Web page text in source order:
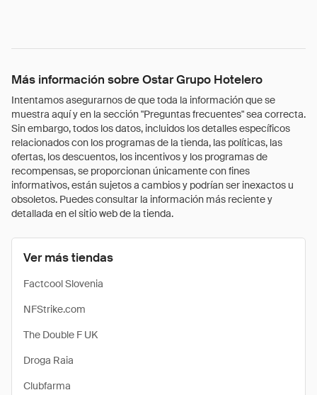
Más información sobre Ostar Grupo Hotelero
Intentamos asegurarnos de que toda la información que se
muestra aquí y en la sección "Preguntas frecuentes" sea correcta.
Sin embargo, todos los datos, incluidos los detalles específicos
relacionados con los programas de la tienda, las políticas, las
ofertas, los descuentos, los incentivos y los programas de
recompensas, se proporcionan únicamente con fines
informativos, están sujetos a cambios y podrían ser inexactos u
obsoletos. Puedes consultar la información más reciente y
detallada en el sitio web de la tienda.
Ver más tiendas
Factcool Slovenia
NFStrike.com
The Double F UK
Droga Raia
Clubfarma